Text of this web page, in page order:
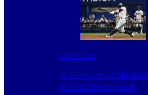
2023.3.29
スターゼンカップ 第53回
国大会2日目の試合結果